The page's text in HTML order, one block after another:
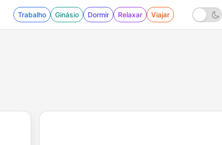
Trabalho Ginásio Dormir Relaxar Viajar